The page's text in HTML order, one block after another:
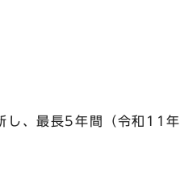
、最長5年間（令和11年